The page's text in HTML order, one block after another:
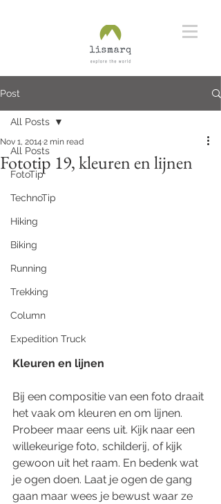
Post
All Posts
FotoTip
TechnoTip
Hiking
Biking
Running
Trekking
Column
Expedition Truck
All Posts
Fototip 19, kleuren en lijnen
Nov 1, 2014 2 min read
Kleuren en lijnen
Bij een compositie van een foto draait
het vaak om kleuren en om lijnen.
Probeer maar eens uit. Kijk naar een
willekeurige foto, schilderij, of kijk
gewoon uit het raam. En bedenk wat
je ogen doen. Laat je ogen de gang
gaan maar wees je bewust waar ze